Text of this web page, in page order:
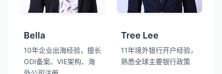
Bella
10年企业出海经验，擅长
ODI备案、VIE架构、海
Tree Lee
11年境外银行开户经验，
熟悉全球主要银行政策